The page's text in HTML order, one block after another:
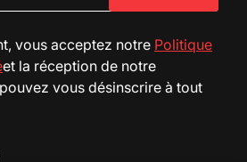
vous acceptez notre Politique
et la réception de notre
vous désinscrire à tout